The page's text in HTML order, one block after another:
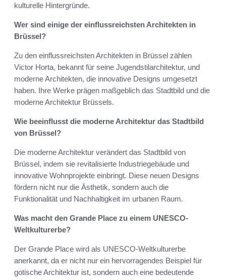
kulturelle Hintergründe.
Wer sind einige der einflussreichsten Architekten in
Brüssel?
Zu den einflussreichsten Architekten in Brüssel zählen
Victor Horta, bekannt für seine Jugendstilarchitektur, und
moderne Architekten, die innovative Designs umgesetzt
haben. Ihre Werke prägen maßgeblich das Stadtbild und die
moderne Architektur Brüssels.
Wie beeinflusst die moderne Architektur das Stadtbild
von Brüssel?
Die moderne Architektur verändert das Stadtbild von
Brüssel, indem sie revitalisierte Industriegebäude und
innovative Wohnprojekte einbringt. Diese neuen Designs
fördern nicht nur die Ästhetik, sondern auch die
Funktionalität und Nachhaltigkeit im urbanen Raum.
Was macht den Grande Place zu einem UNESCO-
Weltkulturerbe?
Der Grande Place wird als UNESCO-Weltkulturerbe
anerkannt, da er nicht nur ein hervorragendes Beispiel für
gotische Architektur ist, sondern auch eine bedeutende